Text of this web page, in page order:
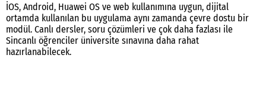
İOS, Android, Huawei OS ve web kullanımına uygun, dijital
ortamda kullanılan bu uygulama aynı zamanda çevre dostu bir
modül. Canlı dersler, soru çözümleri ve çok daha fazlası ile
Sincanlı öğrenciler üniversite sınavına daha rahat
hazırlanabilecek.